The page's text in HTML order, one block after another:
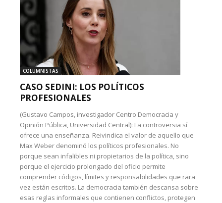
COLUMNISTAS
CASO SEDINI: LOS POLÍTICOS
PROFESIONALES
(Gustavo Campos, investigador Centro Democracia y
Opinión Pública, Universidad Central): La controversia sí
ofrece una enseñanza. Reivindica el valor de aquello que
Max Weber denominó los políticos profesionales. No
porque sean infalibles ni propietarios de la política, sino
porque el ejercicio prolongado del oficio permite
comprender códigos, límites y responsabilidades que rara
vez están escritos. La democracia también descansa sobre
esas reglas informales que contienen conflictos, protegen